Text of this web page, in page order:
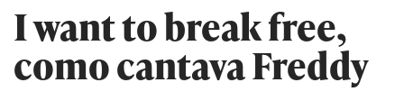
I want to break free,
como cantava Freddy